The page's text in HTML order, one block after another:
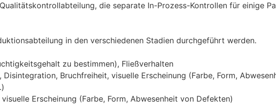
die separate In-Prozess-Kontrollen für einige
in den verschiedenen Stadien durchgeführt werden.
zu bestimmen), Fließverhalten
Bruchfreiheit, visuelle Erscheinung (Farbe, Form,
Erscheinung (Farbe, Form, Abwesenheit von Defekten)